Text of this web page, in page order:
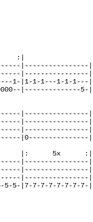
:|
|----------------|
|----------------|
1-|1-1-1---1-1-1---|
|--------------5-|
|----------------|
|----------------|
|----------------|
|0---------------|
|----------------|
|----------------|
|----------------|
5-|7-7-7-7-7-7-7-7-|